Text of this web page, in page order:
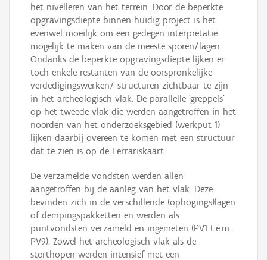
het nivelleren van het terrein. Door de beperkte
opgravingsdiepte binnen huidig project is het
evenwel moeilijk om een gedegen interpretatie
mogelijk te maken van de meeste sporen/lagen.
Ondanks de beperkte opgravingsdiepte lijken er
toch enkele restanten van de oorspronkelijke
verdedigingswerken/-structuren zichtbaar te zijn
in het archeologisch vlak. De parallelle ‘greppels’
op het tweede vlak die werden aangetroffen in het
noorden van het onderzoeksgebied (werkput 1)
lijken daarbij overeen te komen met een structuur
dat te zien is op de Ferrariskaart.
De verzamelde vondsten werden allen
aangetroffen bij de aanleg van het vlak. Deze
bevinden zich in de verschillende (ophogings)lagen
of dempingspakketten en werden als
puntvondsten verzameld en ingemeten (PV1 t.e.m.
PV9). Zowel het archeologisch vlak als de
storthopen werden intensief met een